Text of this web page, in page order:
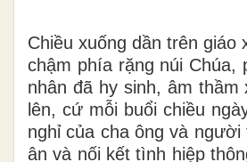
Chiều xuống dần trên
chậm phía rặng núi Chúa,
nhân đã hy sinh, âm
lên, cứ mỗi buổi chiều
nghỉ của cha ông và
ân và nối kết tình hiệp